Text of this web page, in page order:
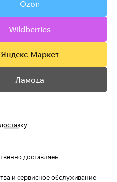
Ozon
Wildberries
Яндекс Маркет
Ламода
доставляем
и сервисное обслуживание